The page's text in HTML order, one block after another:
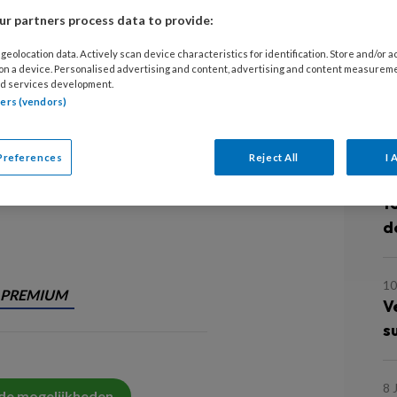
Els Quaegebeur
de Hosson publiceerde in
verkrijgbaar, waarin hij facetten
inTVV : een fragment hieruit.
PREMIUM
8
partners process data to provide:
data. Actively scan device characteristics for identification. Store and/or
a device. Personalised advertising and content, advertising and content
services development.
(vendors)
Reject All I